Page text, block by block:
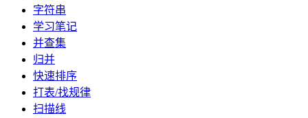
字符串
学习笔记
并查集
归并
快速排序
打表/找规律
扫描线